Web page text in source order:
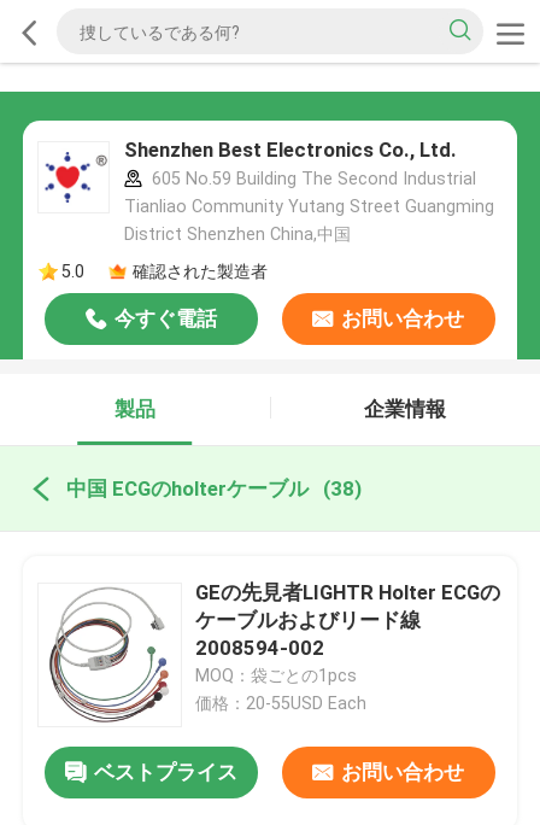
Shenzhen Best Electronics Co., Ltd.
605 No.59 Building The Second Industrial
Tianliao Community Yutang Street Guangming
District Shenzhen China,中国
5.0
確認された製造者
今すぐ電話 お問い合わせ
製品 企業情報
中国 ECGのholterケーブル (38)
GEの先見者LIGHTR Holter ECGの
ケーブルおよびリード線
2008594-002
MOQ：袋ごとの1pcs
価格：20-55USD Each
ベストプライス お問い合わせ